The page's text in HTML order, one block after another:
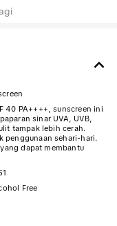
40 PA++++, sunscreen ini
sinar UVA, UVB,
tampak lebih cerah.
penggunaan sehari-hari.
dapat membantu
Free